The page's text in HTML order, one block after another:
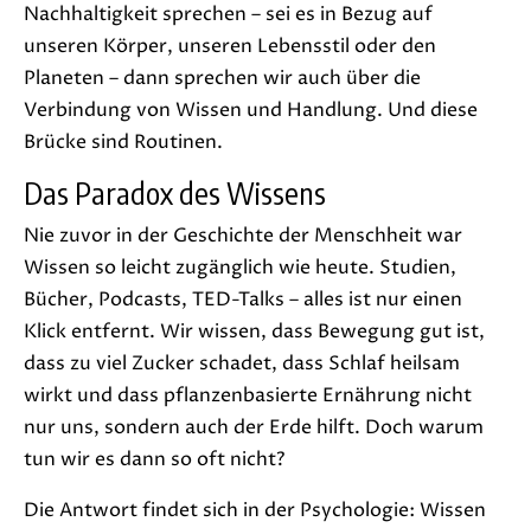
Nachhaltigkeit sprechen – sei es in Bezug auf
unseren Körper, unseren Lebensstil oder den
Planeten – dann sprechen wir auch über die
Verbindung von Wissen und Handlung. Und diese
Brücke sind Routinen.
Das Paradox des Wissens
Nie zuvor in der Geschichte der Menschheit war
Wissen so leicht zugänglich wie heute. Studien,
Bücher, Podcasts, TED-Talks – alles ist nur einen
Klick entfernt. Wir wissen, dass Bewegung gut ist,
dass zu viel Zucker schadet, dass Schlaf heilsam
wirkt und dass pflanzenbasierte Ernährung nicht
nur uns, sondern auch der Erde hilft. Doch warum
tun wir es dann so oft nicht?
Die Antwort findet sich in der Psychologie: Wissen